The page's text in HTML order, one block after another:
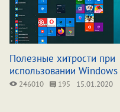
Полезные хитрости при
использовании
246010 195 15.01.2020